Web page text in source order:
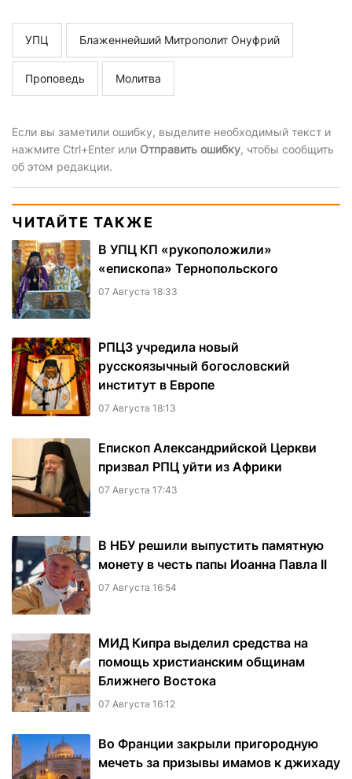
УПЦ Блаженнейший Митрополит Онуфрий
Проповедь Молитва
Если вы заметили ошибку, выделите необходимый текст и
нажмите Ctrl+Enter или Отправить ошибку, чтобы сообщить
об этом редакции.
ЧИТАЙТЕ ТАКЖЕ
В УПЦ КП «рукоположили»
«епископа» Тернопольского
07 Августа 18:33
РПЦЗ учредила новый
русскоязычный богословский
институт в Европе
07 Августа 18:13
Епископ Александрийской Церкви
призвал РПЦ уйти из Африки
07 Августа 17:43
В НБУ решили выпустить памятную
монету в честь папы Иоанна Павла II
07 Августа 16:54
МИД Кипра выделил средства на
помощь христианским общинам
Ближнего Востока
07 Августа 16:12
Во Франции закрыли пригородную
мечеть за призывы имамов к джихаду